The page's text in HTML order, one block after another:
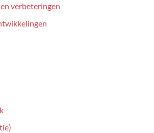
verbeteringen